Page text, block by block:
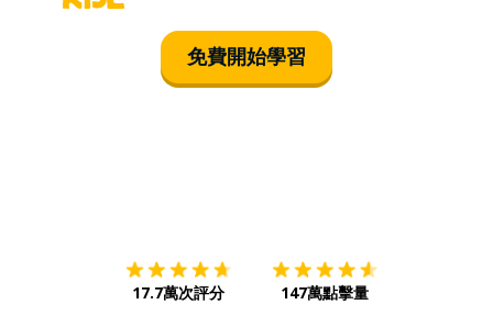
免費開始學習
17.7萬次評分 147萬點擊量